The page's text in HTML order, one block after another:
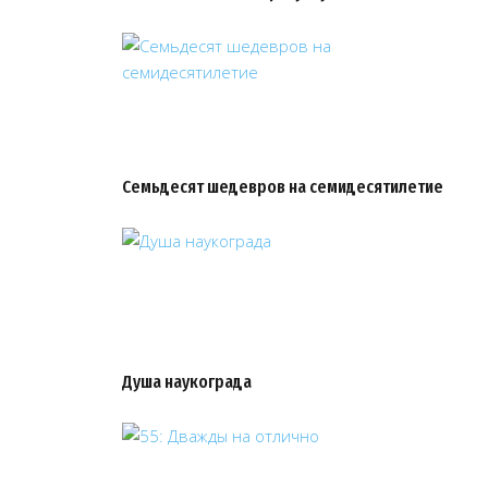
Семьдесят шедевров на семидесятилетие
Душа наукограда